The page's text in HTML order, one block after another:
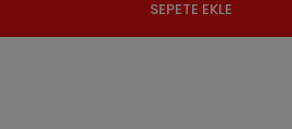
SEPETE EKLE